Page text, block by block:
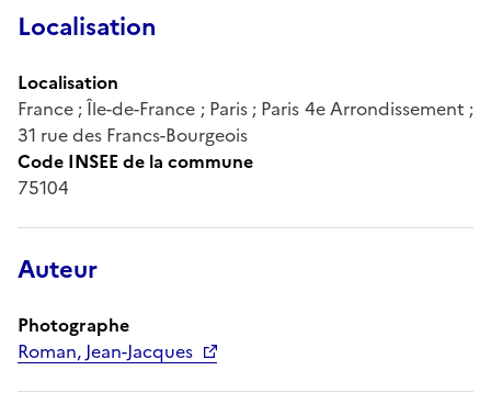
Localisation
Localisation
France ; Île-de-France ; Paris ; Paris 4e Arrondissement ;
31 rue des Francs-Bourgeois
Code INSEE de la commune
75104
Auteur
Photographe
Roman, Jean-Jacques